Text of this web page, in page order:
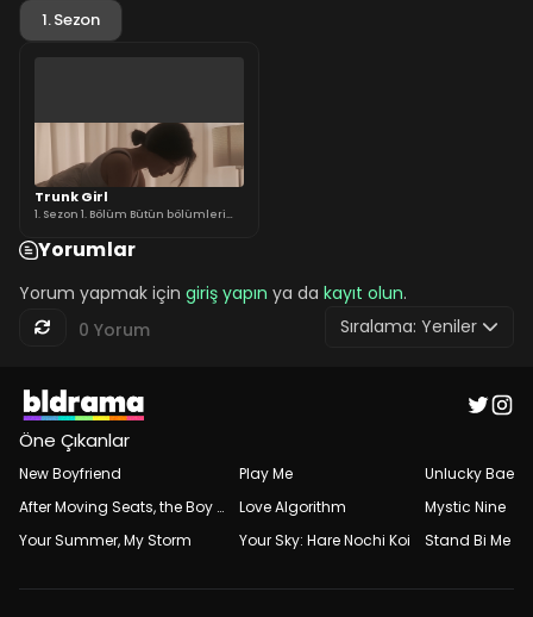
1. Sezon
Trunk Girl
1. Sezon 1. Bölüm Bütün bölümleri
Yorumlar
Yorum yapmak için giriş yapın ya da kayıt olun.
0 Yorum
Sıralama: Yeniler
Öne Çıkanlar
New Boyfriend
After Moving Seats, the Boy Behind Me Has a Crush on Me
Your Summer, My Storm
Play Me
Love Algorithm
Your Sky: Hare Nochi Koi
Unlucky Bae
Mystic Nine
Stand Bi Me